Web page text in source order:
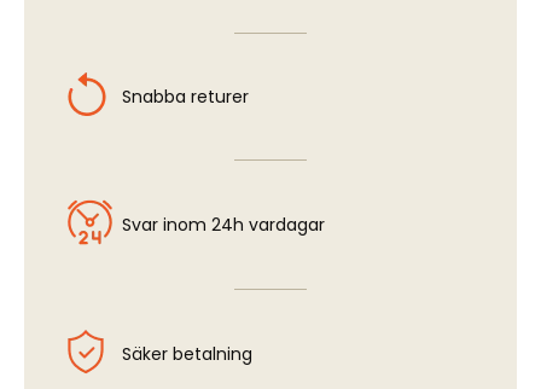
Snabba returer
Svar inom 24h vardagar
Säker betalning